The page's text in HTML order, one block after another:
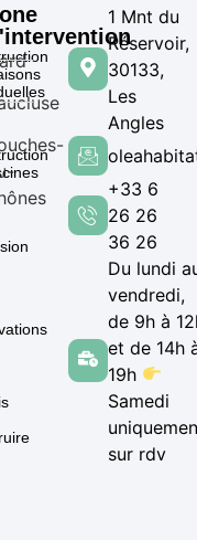
1 Mnt du
Réservoir,
30133,
Les
Angles
+33 6
26 26
36 26
Du lundi
vendredi,
de 9h à
et de 14h
19h
Samedi
sur rdv